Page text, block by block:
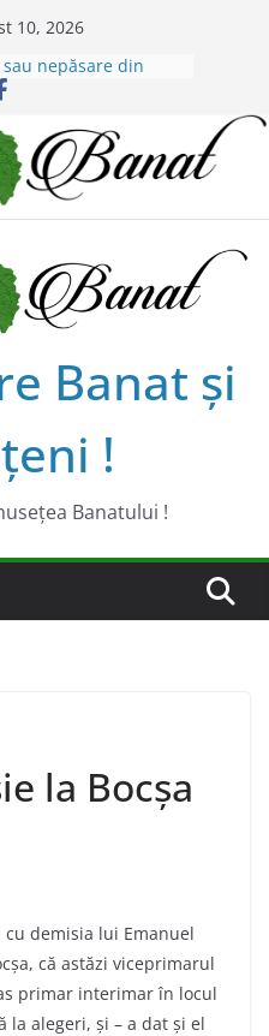
10, 2026
micii viticultorii
sau nepăsare din
a lui Alex Murgoi
un glas al lumii
!
Banat şi
!
Banatului !
la Bocșa
demisia lui Emanuel
că astăzi viceprimarul
primar interimar în locul
alegeri, și – a dat și el